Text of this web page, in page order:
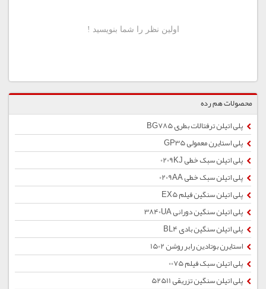
محصولات هم رده
پلی اتیلن ترفتالات بطری BG785
پلی استایرن معمولی GP35
پلی اتیلن سبک خطی 0209KJ
پلی اتیلن سبک خطی 0209AA
پلی اتیلن سنگین فیلم EX5
پلی اتیلن سنگین دورانی 3840UA
پلی اتیلن سنگین بادی BL4
استایرن بوتادین رابر روشن 1502
پلی اتیلن سبک فیلم 0075
پلی اتیلن سنگین تزریقی 52511